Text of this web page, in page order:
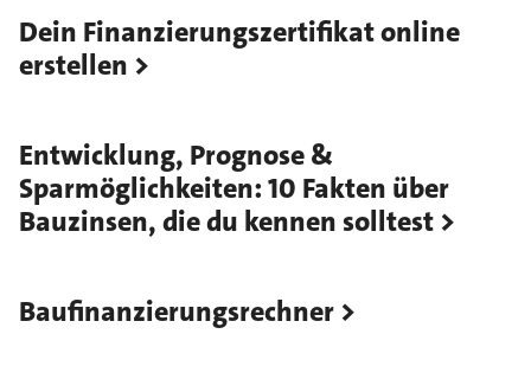
Dein Finanzierungszertifikat online
erstellen
Entwicklung, Prognose &
Sparmöglichkeiten: 10 Fakten über
Bauzinsen, die du kennen solltest
Baufinanzierungsrechner